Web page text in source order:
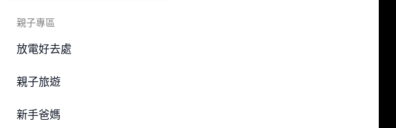
親子專區
放電好去處
親子旅遊
新手爸媽